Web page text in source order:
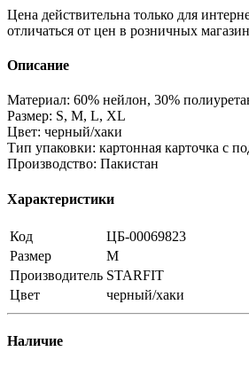
Цена действительна только для
отличаться от цен в розничных
Описание
Материал: 60% нейлон, 30%
Размер: S, M, L, XL
Цвет: черный/хаки
Тип упаковки: картонная карточка с
Производство: Пакистан
Характеристики
Код
ЦБ-00069823
Размер
M
Производитель STARFIT
Цвет
черный/хаки
Наличие